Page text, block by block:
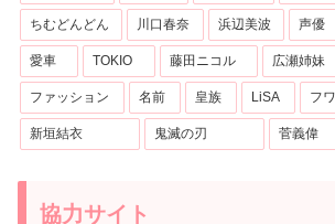
ちむどんどん 川口春奈 浜辺美波 声優
愛車 TOKIO 藤田ニコル 広瀬姉妹
ファッション 名前 皇族 LiSA フ
新垣結衣 鬼滅の刃 菅義偉
協力サイト